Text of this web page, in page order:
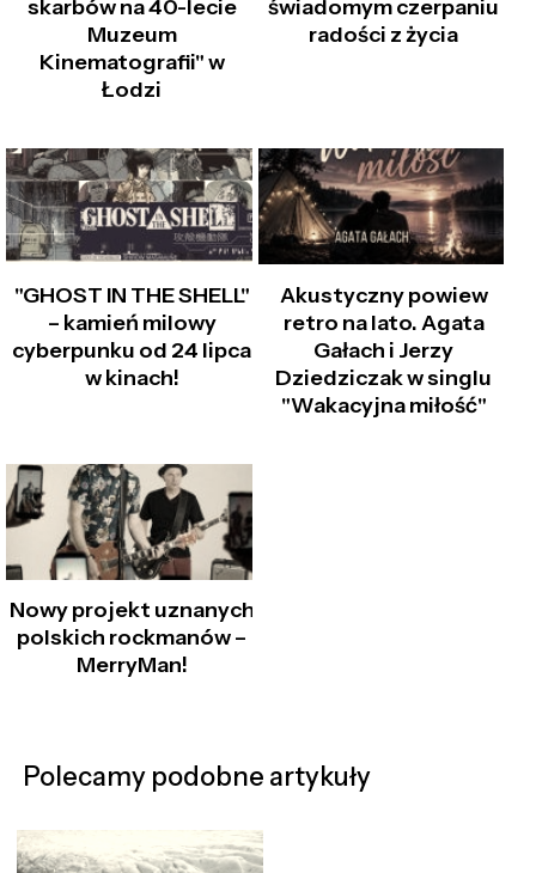
skarbów na 40-lecie
Muzeum
Kinematografii" w
Łodzi
świadomym czerpaniu
radości z życia
"GHOST IN THE SHELL"
– kamień milowy
cyberpunku od 24 lipca
w kinach!
Akustyczny powiew
retro na lato. Agata
Gałach i Jerzy
Dziedziczak w singlu
"Wakacyjna miłość"
Nowy projekt uznanych
polskich rockmanów –
MerryMan!
Polecamy podobne artykuły